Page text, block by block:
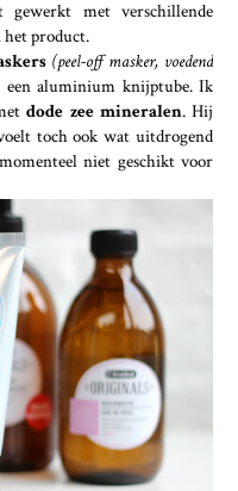
met verschillende
het product.
(peel-off masker, voedend
aluminium knijptube. Ik
dode zee mineralen. Hij
toch ook wat uitdrogend
niet geschikt voor